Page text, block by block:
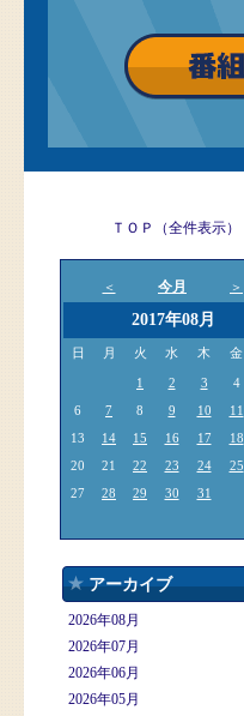
ＴＯＰ（全件表示）
＜ 今月 ＞
2017年08月
日 月 火 水 木 金
1 2 3 4
6
7 8 9 10 11
13
14 15 16 17 18
20
21 22 23 24 25
27
28 29 30 31
アーカイブ
2026年08月
2026年07月
2026年06月
2026年05月